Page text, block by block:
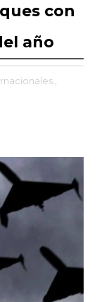
con
año